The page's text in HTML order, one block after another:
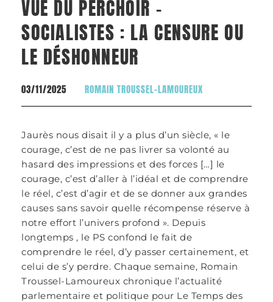
VUE DU PERCHOIR –
SOCIALISTES : LA CENSURE OU
LE DÉSHONNEUR
03/11/2025 ROMAIN TROUSSEL-LAMOUREUX
Jaurès nous disait il y a plus d’un siècle, « le
courage, c’est de ne pas livrer sa volonté au
hasard des impressions et des forces […] le
courage, c’est d’aller à l’idéal et de comprendre
le réel, c’est d’agir et de se donner aux grandes
causes sans savoir quelle récompense réserve à
notre effort l’univers profond ». Depuis
longtemps , le PS confond le fait de
comprendre le réel, d’y passer certainement, et
celui de s’y perdre. Chaque semaine, Romain
Troussel-Lamoureux chronique l’actualité
parlementaire et politique pour Le Temps des